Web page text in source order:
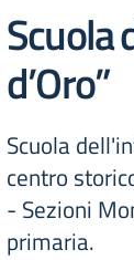
Scuola
d’Oro”
Scuola
centro
- Sezioni
primaria.